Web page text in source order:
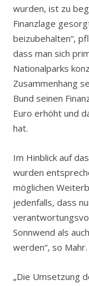
wurden, ist zu
Finanzlage
beizubehalten“,
dass man sich
Nationalparks
Zusammenhang
Bund seinen
Euro erhöht und
hat.
Im Hinblick auf
wurden
möglichen
jedenfalls, dass
Sonnwend als
werden“, so Mahr.
„Die Umsetzung